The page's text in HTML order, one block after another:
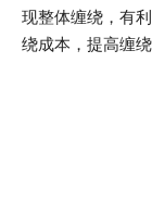
现整体缠绕，有
绕成本，提高缠